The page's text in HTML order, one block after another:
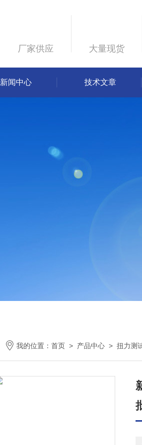
厂家供应 大量现货
新闻中心 技术文章
我的位置：首页 > 产品中心 >扭力测